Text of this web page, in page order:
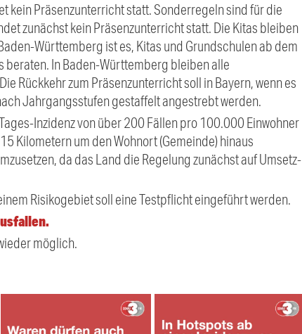
kein Präsenzunterricht statt. Sonderregeln sind für die
zunächst kein Präsenzunterricht statt. Die Kitas bleiben
Württemberg ist es, Kitas und Grundschulen ab dem
beraten. In Baden-Württemberg bleiben alle
Rückkehr zum Präsenzunterricht soll in Bayern, wenn es
Jahrgangsstufen gestaffelt angestrebt werden.
Inzidenz von über 200 Fällen pro 100.000 Einwohner
Kilometern um den Wohnort (Gemeinde) hinaus
da das Land die Regelung zunächst auf Umsetz-
Risikogebiet soll eine Testpflicht eingeführt werden.
möglich.